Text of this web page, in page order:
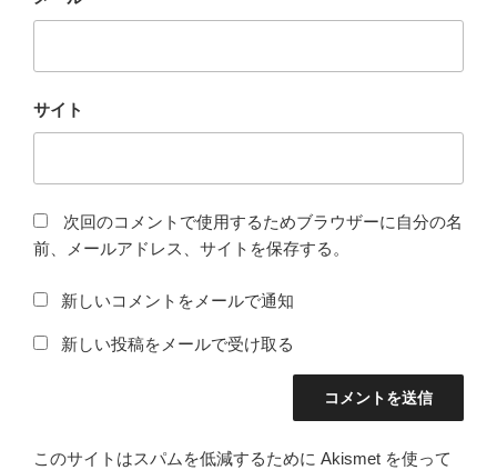
サイト
次回のコメントで使用するためブラウザーに自分の名
前、メールアドレス、サイトを保存する。
新しいコメントをメールで通知
新しい投稿をメールで受け取る
このサイトはスパムを低減するために Akismet を使って